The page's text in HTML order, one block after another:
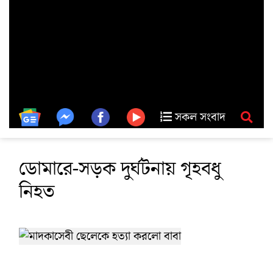
সকল সংবাদ
ডোমারে-সড়ক দুর্ঘটনায় গৃহবধু
নিহত